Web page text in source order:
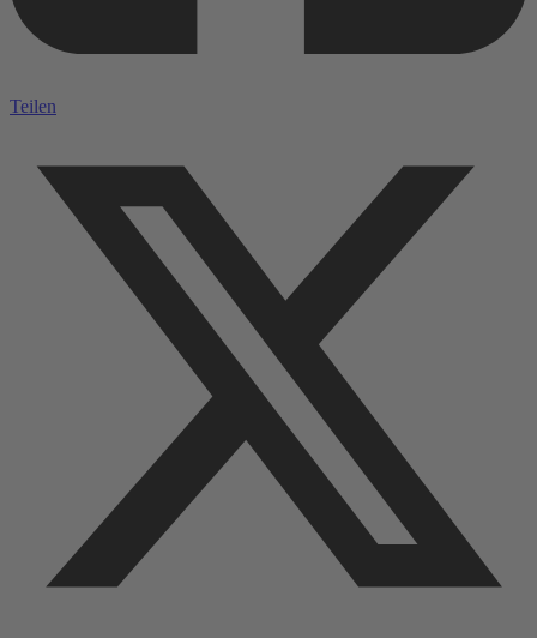
Teilen